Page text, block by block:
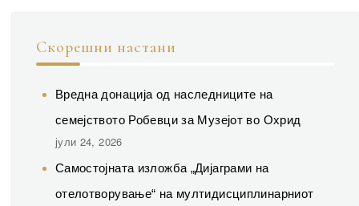
Скорешни настани
Вредна донација од наследниците на
семејството Робевци за Музејот во Охрид
јули 24, 2026
Самостојната изложба „Дијаграми на
отелотворување“ на мултидисциплинарниот